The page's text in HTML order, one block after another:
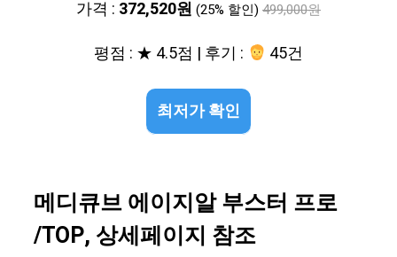
가격 : 372,520원 (25% 할인) 499,000원
평점 : ★ 4.5점 | 후기 : 45건
최저가 확인
메디큐브 에이지알 부스터 프로
/TOP, 상세페이지 참조